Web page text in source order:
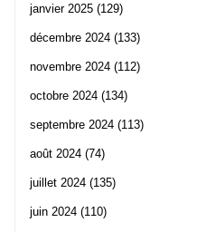
janvier 2025 (129)
décembre 2024 (133)
novembre 2024 (112)
octobre 2024 (134)
septembre 2024 (113)
août 2024 (74)
juillet 2024 (135)
juin 2024 (110)